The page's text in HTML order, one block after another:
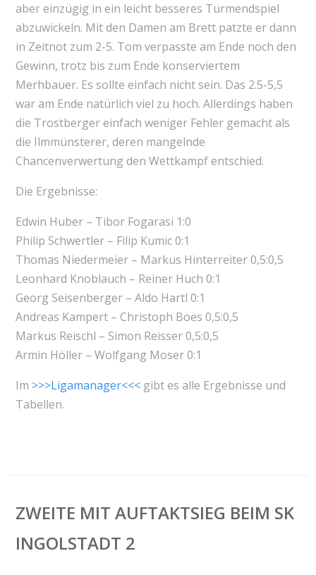
aber einzügig in ein leicht besseres Turmendspiel
abzuwickeln. Mit den Damen am Brett patzte er dann
in Zeitnot zum 2-5. Tom verpasste am Ende noch den
Gewinn, trotz bis zum Ende konserviertem
Merhbauer. Es sollte einfach nicht sein. Das 2.5-5,5
war am Ende natürlich viel zu hoch. Allerdings haben
die Trostberger einfach weniger Fehler gemacht als
die Ilmmünsterer, deren mangelnde
Chancenverwertung den Wettkampf entschied.
Die Ergebnisse:
Edwin Huber – Tibor Fogarasi 1:0
Philip Schwertler – Filip Kumic 0:1
Thomas Niedermeier – Markus Hinterreiter 0,5:0,5
Leonhard Knoblauch – Reiner Huch 0:1
Georg Seisenberger – Aldo Hartl 0:1
Andreas Kampert – Christoph Boes 0,5:0,5
Markus Reischl – Simon Reisser 0,5:0,5
Armin Höller – Wolfgang Moser 0:1
Im >>>Ligamanager<<<gibt es alle Ergebnisse und
Tabellen.
ZWEITE MIT AUFTAKTSIEG BEIM SK
INGOLSTADT 2